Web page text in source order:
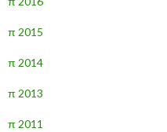
π 2015
π 2014
π 2013
π 2011